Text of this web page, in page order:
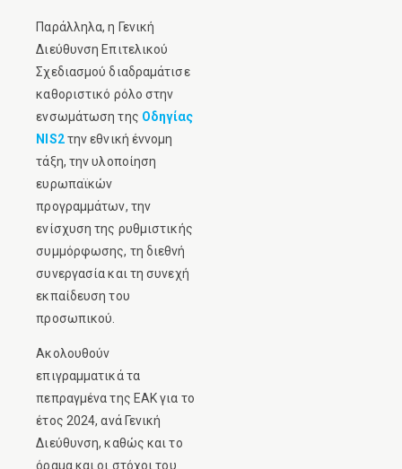
Παράλληλα, η Γενική
Διεύθυνση Επιτελικού
Σχεδιασμού διαδραμάτισε
καθοριστικό ρόλο στην
ενσωμάτωση της Οδηγίας
NIS2την εθνική έννομη
τάξη, την υλοποίηση
ευρωπαϊκών
προγραμμάτων, την
ενίσχυση της ρυθμιστικής
συμμόρφωσης, τη διεθνή
συνεργασία και τη συνεχή
εκπαίδευση του
προσωπικού.
Ακολουθούν
επιγραμματικά τα
πεπραγμένα της ΕΑΚ για το
έτος 2024, ανά Γενική
Διεύθυνση, καθώς και το
όραμα και οι στόχοι του